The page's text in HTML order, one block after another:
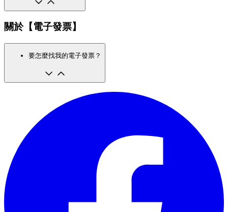
關於【電子發票】
要怎麼找我的電子發票？